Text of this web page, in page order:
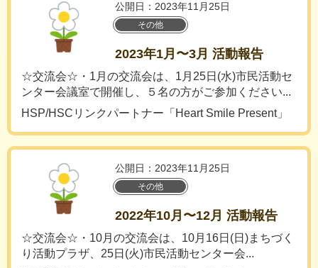
公開日：2023年11月25日
その他
2023年1月〜3月 活動報告
☆交流会☆・1月の交流会は、1月25日(水)市民活動セ
ンター会議室で開催し、５名の方がご参加ください...
HSP/HSCリンクパートナー「Heart Smile Present」
公開日：2023年11月25日
その他
2022年10月〜12月 活動報告
☆交流会☆・10月の交流会は、10月16日(日)まちづく
り活動プラザ、25日(火)市民活動センター会...